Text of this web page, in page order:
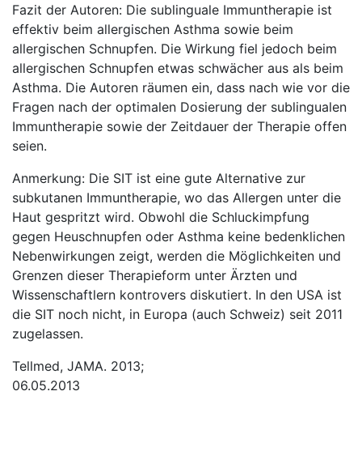
Fazit der Autoren: Die sublinguale Immuntherapie ist
effektiv beim allergischen Asthma sowie beim
allergischen Schnupfen. Die Wirkung fiel jedoch beim
allergischen Schnupfen etwas schwächer aus als beim
Asthma. Die Autoren räumen ein, dass nach wie vor die
Fragen nach der optimalen Dosierung der sublingualen
Immuntherapie sowie der Zeitdauer der Therapie offen
seien.
Anmerkung: Die SIT ist eine gute Alternative zur
subkutanen Immuntherapie, wo das Allergen unter die
Haut gespritzt wird. Obwohl die Schluckimpfung
gegen Heuschnupfen oder Asthma keine bedenklichen
Nebenwirkungen zeigt, werden die Möglichkeiten und
Grenzen dieser Therapieform unter Ärzten und
Wissenschaftlern kontrovers diskutiert. In den USA ist
die SIT noch nicht, in Europa (auch Schweiz) seit 2011
zugelassen.
Tellmed, JAMA. 2013;
06.05.2013